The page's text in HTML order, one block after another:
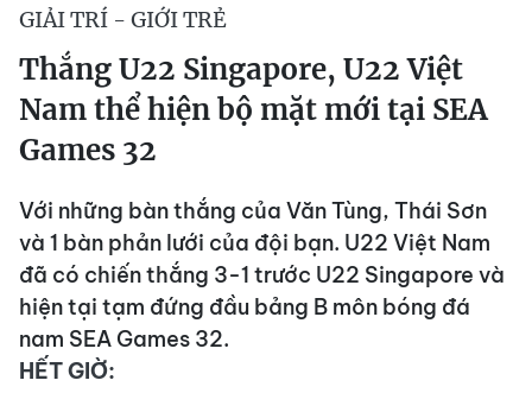
GIẢI TRÍ - GIỚI TRẺ
Thắng U22 Singapore, U22 Việt
Nam thể hiện bộ mặt mới tại SEA
Games 32
Với những bàn thắng của Văn Tùng, Thái Sơn
và 1 bàn phản lưới của đội bạn. U22 Việt Nam
đã có chiến thắng 3-1 trước U22 Singapore và
hiện tại tạm đứng đầu bảng B môn bóng đá
nam SEA Games 32.
HẾT GIỜ: